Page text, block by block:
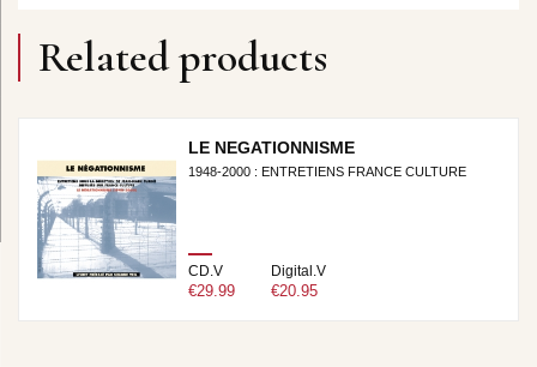
Related products
LE NEGATIONNISME
1948-2000 : ENTRETIENS FRANCE CULTURE
CD.V
€29.99
Digital.V
€20.95